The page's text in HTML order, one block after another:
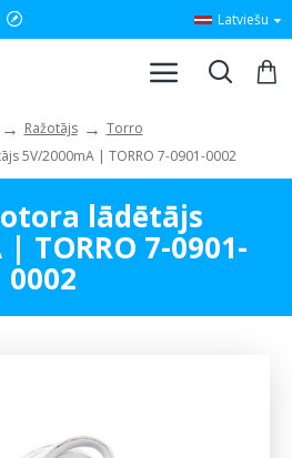
Latviešu
Ražotājs
Torro
5V/2000mA | TORRO 7-0901-0002
lādētājs
TORRO 7-0901-
0002